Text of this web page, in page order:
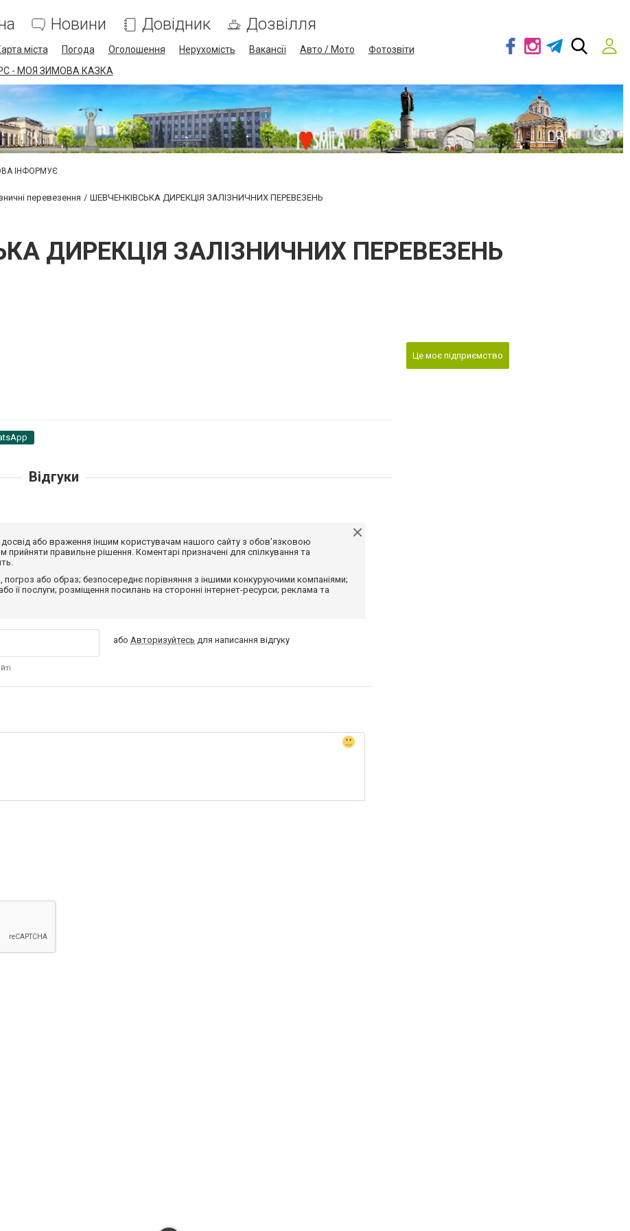
Новини Довідник Дозвілля
міста Погода Оголошення Нерухомість Вакансії Авто / Мото
Фотозвіти
- МОЯ ЗИМОВА КАЗКА
ІНФОРМУЄ
перевезення ШЕВЧЕНКІВСЬКА ДИРЕКЦІЯ ЗАЛІЗНИЧНИХ ПЕРЕВЕЗЕНЬ
ДИРЕКЦІЯ ЗАЛІЗНИЧНИХ ПЕРЕВЕЗЕНЬ
Це моє підприємство
Відгуки
досвід або враження іншим користувачам нашого сайту з обов'язковою
правильне рішення. Коментарі призначені для спілкування та
або образ; безпосереднє порівняння з іншими конкуруючими компаніями;
її послуги; розміщення посилань на сторонні інтернет-ресурси; реклама та
абоАвторизуйтесь для написання відгуку